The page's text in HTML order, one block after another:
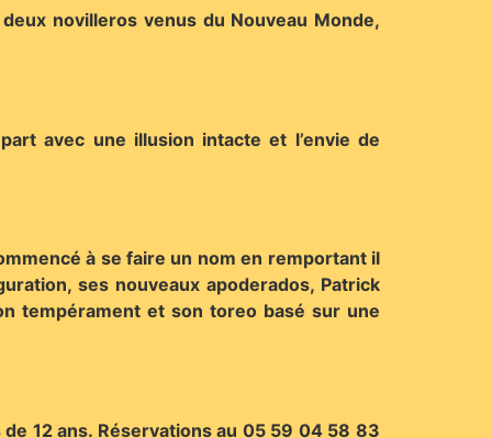
novilleros venus du Nouveau Monde,
avec une illusion intacte et l’envie de
à se faire un nom en remportant il
ses nouveaux apoderados, Patrick
tempérament et son toreo basé sur une
12 ans. Réservations au 05 59 04 58 83